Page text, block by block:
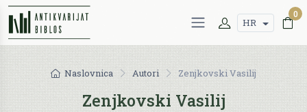
HR
0
Naslovnica Autori Zenjkovski Vasilij
Zenjkovski Vasilij